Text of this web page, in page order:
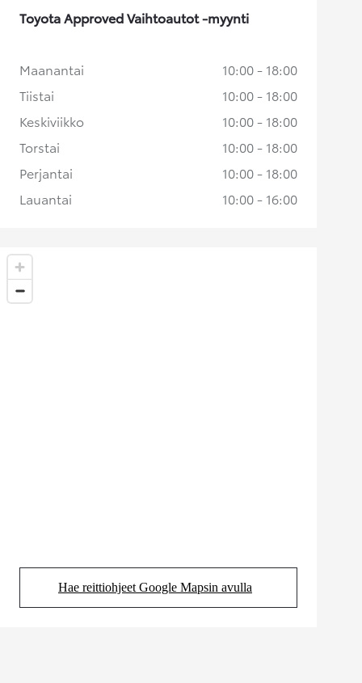
Hae reittiohjeet Google Mapsin avulla
(Aukeaa uudessa välilehdessä)
Toyota Approved Vaihtoautot -myynti
Maanantai
10:00 - 18:00
Tiistai
10:00 - 18:00
Keskiviikko
10:00 - 18:00
Torstai
10:00 - 18:00
Perjantai
10:00 - 18:00
Lauantai
10:00 - 16:00